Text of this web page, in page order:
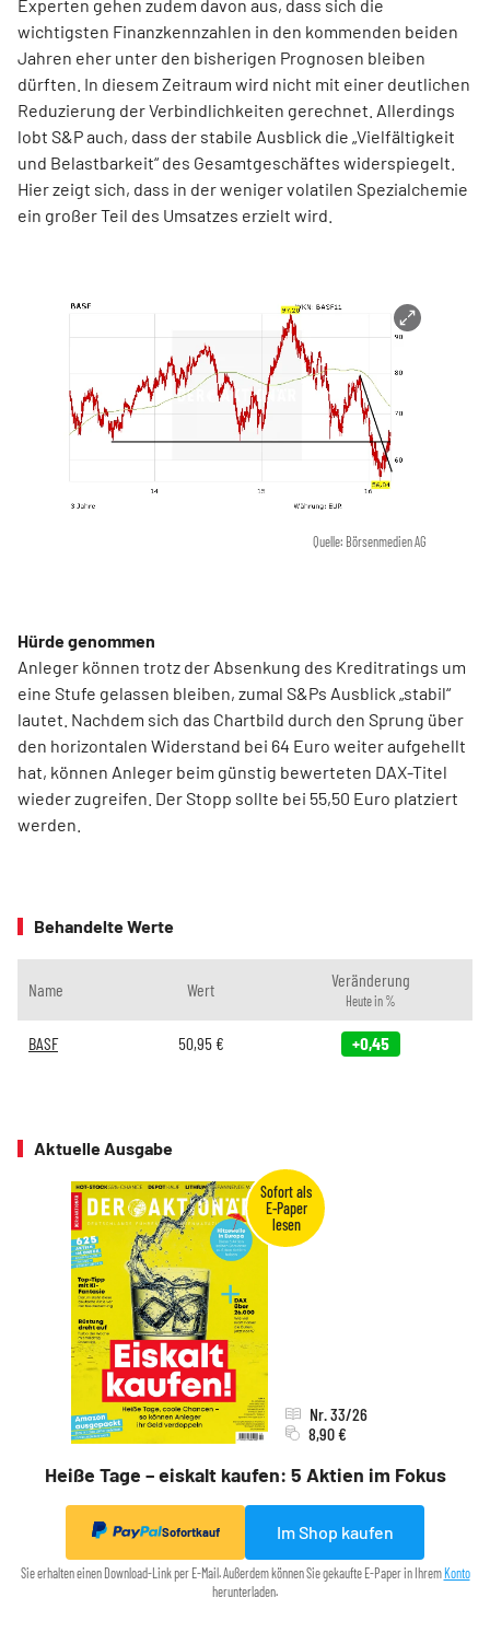
Experten gehen zudem davon aus, dass sich die
wichtigsten Finanzkennzahlen in den kommenden beiden
Jahren eher unter den bisherigen Prognosen bleiben
dürften. In diesem Zeitraum wird nicht mit einer deutlichen
Reduzierung der Verbindlichkeiten gerechnet. Allerdings
lobt S&P auch, dass der stabile Ausblick die „Vielfältigkeit
und Belastbarkeit“ des Gesamtgeschäftes widerspiegelt.
Hier zeigt sich, dass in der weniger volatilen Spezialchemie
ein großer Teil des Umsatzes erzielt wird.
Quelle: Börsenmedien AG
Hürde genommen
Anleger können trotz der Absenkung des Kreditratings um
eine Stufe gelassen bleiben, zumal S&Ps Ausblick „stabil“
lautet. Nachdem sich das Chartbild durch den Sprung über
den horizontalen Widerstand bei 64 Euro weiter aufgehellt
hat, können Anleger beim günstig bewerteten DAX-Titel
wieder zugreifen. Der Stopp sollte bei 55,50 Euro platziert
werden.
Behandelte Werte
Name Wert Veränderung
Heute in %
BASF 50,95€ +0,45
Aktuelle Ausgabe
Heiße Tage – eiskalt kaufen: 5 Aktien im Fokus
Nr. 33/26
8,90 €
Sofortkauf Im Shop kaufen
Sie erhalten einen Download-Link per E-Mail. Außerdem können Sie gekaufte E-Paper in IhremKonto
herunterladen.